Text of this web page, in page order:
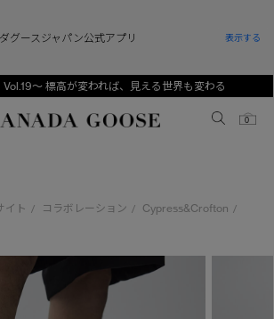
Vol.19～ 標高が変われば、見える世界も変わる
Canada Goose
0
ース
カバー
サダー
ンズ TOP
イテム
セラー
TOP
イテム
セラー
TOP
（0‐24ヵ月)
（2‐7歳)
イト / コラボレーション / Cypress&Crofton /
グースジャパン公式アプリ 表示する